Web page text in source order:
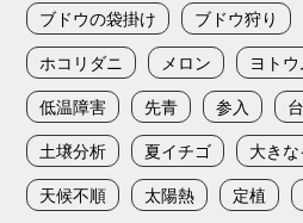
ブドウの袋掛け
ブドウ狩り
ホコリダニ
メロン ヨト
低温障害
先青 参入
土壌分析
夏イチゴ 大き
天候不順
太陽熱 定植